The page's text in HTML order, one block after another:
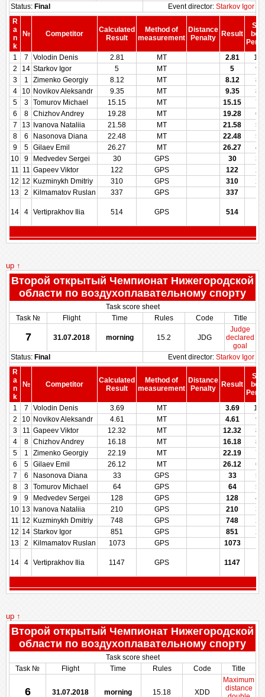
Status: Final Event director: Starkov Igor
R
a
n
k
№ Competitor
Calculated
Result
Method of
measurement
Distance
Penalty
Result
1
7 Volodin Denis 2.81 MT 2.81
2
14 Starkov Igor 5 MT 5
3
1 Zimenko Georgiy 8.12 MT 8.12
4
10 Novikov Aleksandr 9.35 MT 9.35
5
3 Tomurov Michael 15.15 MT 15.15
6
8 Chizhov Andrey 19.28 MT 19.28
7
13 Ivanova Nataliia 21.58 MT 21.58
8
6 Nasonova Diana 22.48 MT 22.48
9
5 Gilaev Emil 26.27 MT 26.27
10
9 Medvedev Sergei 30 GPS 30
11 11 Gapeev Viktor 122 GPS 122
12 12 Kuzminykh Dmitriy 310 GPS 310
13
2 Kilmamatov Ruslan 337 GPS 337
14 4 Vertiprakhov Ilia 514 GPS 514
up ↑
Второй открытый Чемпионат Нижегородской
области по воздухоплавательному спорту
Task score sheet
Task №
Flight Time Rules Code Title
7 31.07.2018 morning 15.2 JDG
Judge
declared
goal
Status: Final Event director: Starkov Igor
R
a
n
k
№ Competitor
Calculated
Result
Method of
measurement
Distance
Penalty
Result
1
7 Volodin Denis 3.69 MT 3.69
2
10 Novikov Aleksandr 4.61 MT 4.61
3
11 Gapeev Viktor 12.32 MT 12.32
4
8 Chizhov Andrey 16.18 MT 16.18
5
1 Zimenko Georgiy 22.19 MT 22.19
6
5 Gilaev Emil 26.12 MT 26.12
7
6 Nasonova Diana 33 GPS 33
8
3 Tomurov Michael 64 GPS 64
9
9 Medvedev Sergei 128 GPS 128
10 13 Ivanova Nataliia 210 GPS 210
11 12 Kuzminykh Dmitriy 748 GPS 748
12 14 Starkov Igor 851 GPS 851
13
2 Kilmamatov Ruslan 1073 GPS 1073
14 4 Vertiprakhov Ilia 1147 GPS 1147
up ↑
Второй открытый Чемпионат Нижегородской
области по воздухоплавательному спорту
Task score sheet
Task №
Flight Time Rules Code Title
6 31.07.2018 morning 15.18 XDD
Maximum
distance